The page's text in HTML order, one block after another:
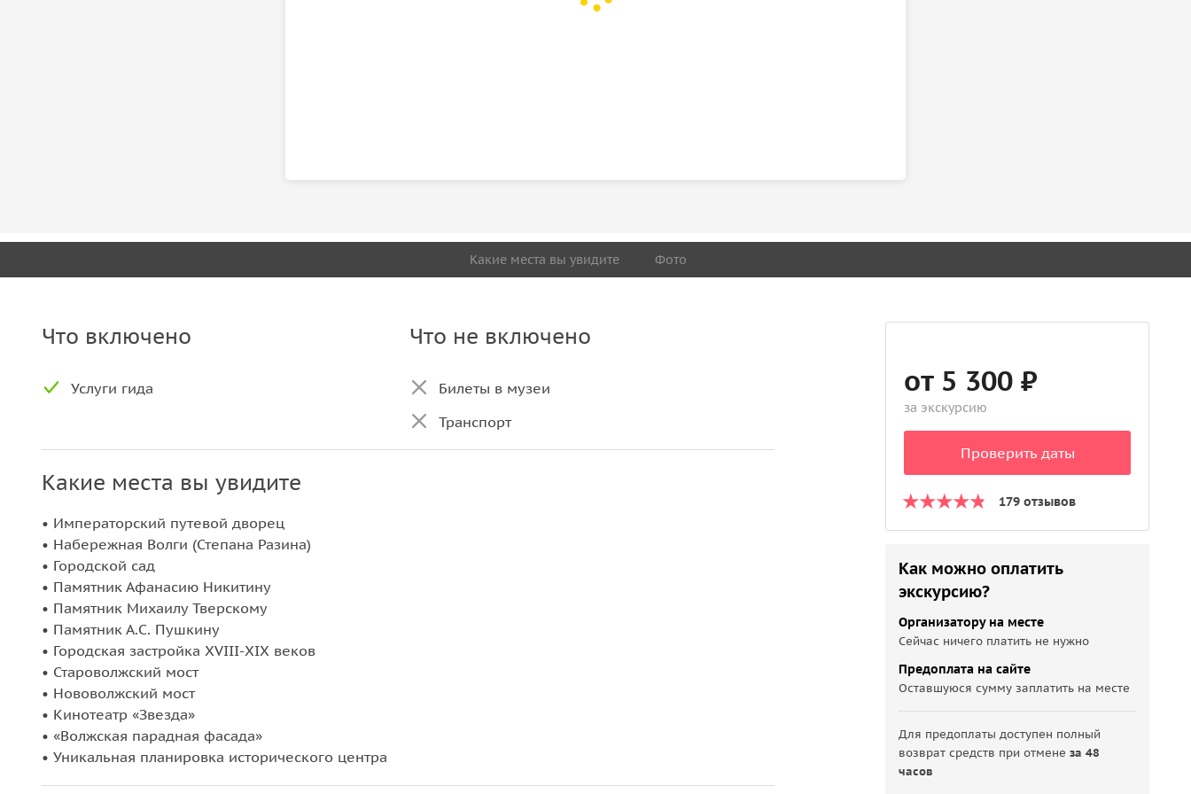
Какие места вы увидите Фото
Что включено
Услуги гида
Что не включено
Билеты в музеи
Транспорт
Какие места вы увидите
• Императорский путевой дворец
• Набережная Волги (Степана Разина)
• Городской сад
• Памятник Афанасию Никитину
• Памятник Михаилу Тверскому
• Памятник А.С. Пушкину
• Городская застройка XVIII-XIX веков
• Староволжский мост
• Нововолжский мост
• Кинотеатр «Звезда»
• «Волжская парадная фасада»
• Уникальная планировка исторического центра
от 5 300 ₽
за экскурсию
Проверить даты
179 отзывов
Как можно оплатить
экскурсию?
Организатору на месте
Сейчас ничего платить не нужно
Предоплата на сайте
Оставшуюся сумму заплатить на месте
Для предоплаты доступен полный
возврат средств при отменеза 48
часов